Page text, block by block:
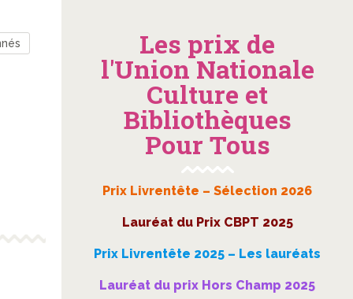
Les prix de
l'Union Nationale
Culture et
Bibliothèques
Pour Tous
Prix Livrentête – Sélection 2026
Lauréat du Prix CBPT 2025
Prix Livrentête 2025 – Les lauréats
Lauréat du prix Hors Champ 2025